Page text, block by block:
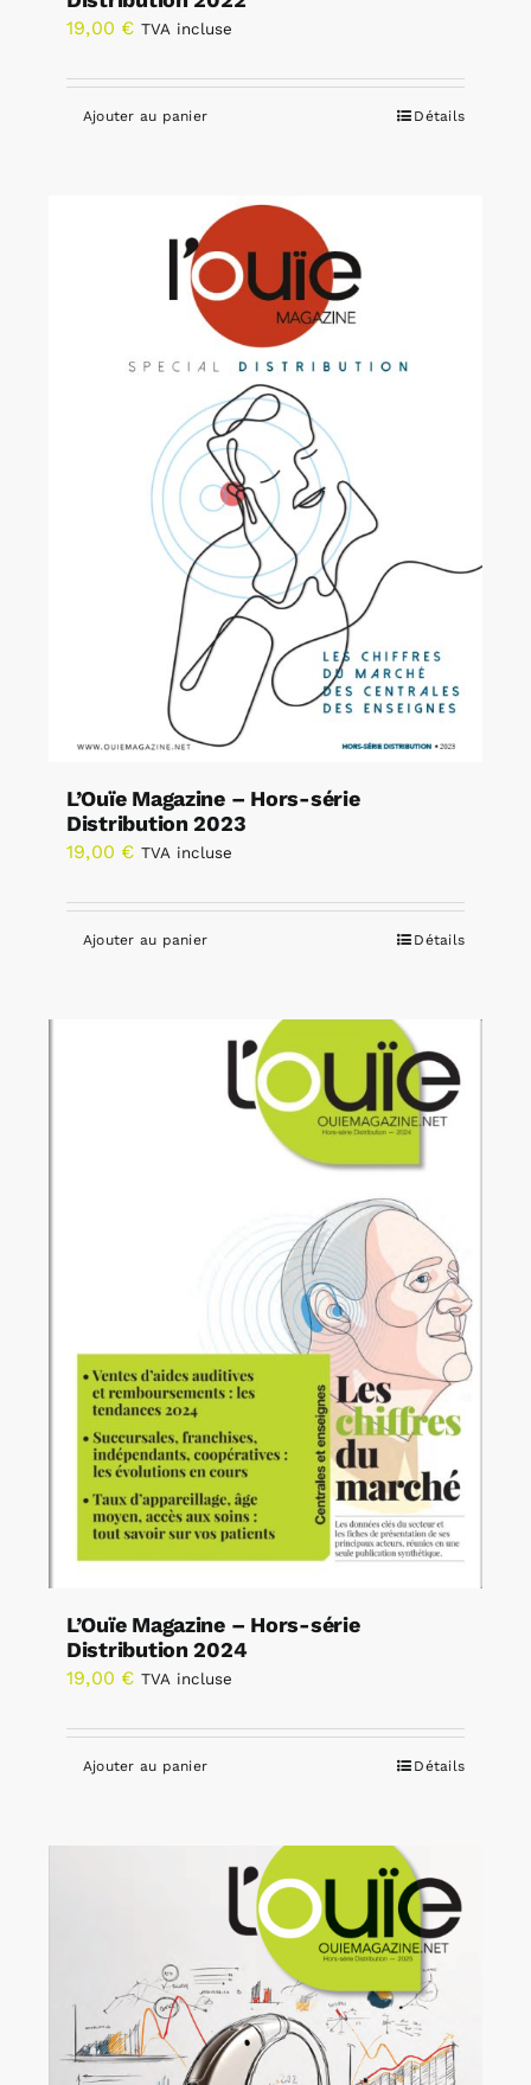
19,00 € TVA incluse
Ajouter au panier Détails
L’Ouïe Magazine – Hors-série
Distribution 2023
19,00 € TVA incluse
Ajouter au panier Détails
L’Ouïe Magazine – Hors-série
Distribution 2024
19,00 € TVA incluse
Ajouter au panier Détails